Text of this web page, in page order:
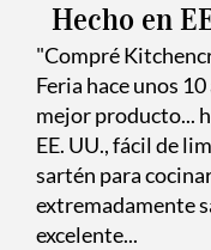
Hecho en
"Compré
Feria hace unos 10
mejor producto...
EE. UU., fácil de
sartén para
extremadamente
excelente...